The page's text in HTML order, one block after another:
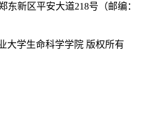
东新区平安大道218号（邮编：
大学生命科学学院 版权所有